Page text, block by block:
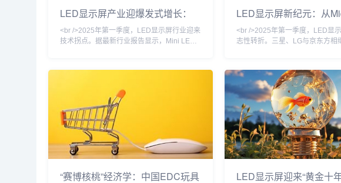
LED显示屏产业迎爆发式增长：
Mini/Micro LED技术颠覆视觉体
验，户外广告市场重构在即
<br />2025年第一季度，LED显示屏行业迎来
技术拐点。据最新行业报告显示，Mini LED
重磅消息：国内头部芯片厂商三安光电宣布，
其微米级LED芯片的巨量转移良率已提升至
99.99%，这一关键突破标志着Micro
LED显示屏新纪元：从
突破到户外广告的智慧
<br />2025年第一季度，LED显
志性转折。三星、LG与京东方相
特，功耗较传统OLED降低40%。
是，此前困扰行业的巨量转移良
99.9%提升至99.99%，这意味着
电视价格有望在两年内下探至万
时，国内厂商利亚德与洲明科技
“赛博核桃”经济学：中国EDC玩具
LED显示屏迎来“黄金十